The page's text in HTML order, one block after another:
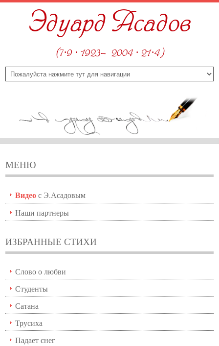
Эдуард Асадов
(7·9 · 1923—2004 · 21·4)
МЕНЮ
Видеос Э.Асадовым
Наши партнеры
ИЗБРАННЫЕ СТИХИ
Слово о любви
Студенты
Сатана
Трусиха
Падает снег